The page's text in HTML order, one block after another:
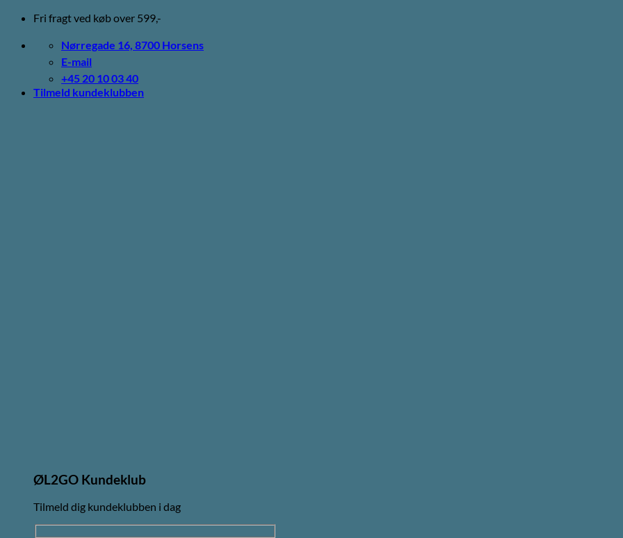
Fortsæt
indhold
Fri fragt ved køb over 599,-
Nørregade 16, 8700 Horsens
E-mail
+45 20 10 03 40
Tilmeld kundeklubben
ØL2GO Kundeklub
Tilmeld dig kundeklubben i dag